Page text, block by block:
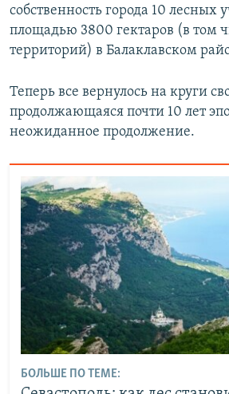
собственность города 10 лесных
площадью 3800 гектаров (в том
территорий) в Балаклавском
Теперь все вернулось на круги
продолжающаяся почти 10 лет
неожиданное продолжение.
БОЛЬШЕ ПО ТЕМЕ: